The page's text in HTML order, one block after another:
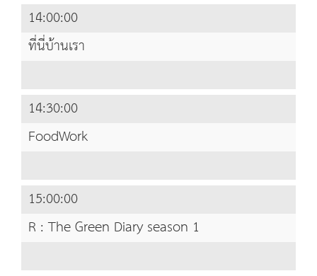
14:00:00
ที่นี่บ้านเรา
14:30:00
FoodWork
15:00:00
R : The Green Diary season 1